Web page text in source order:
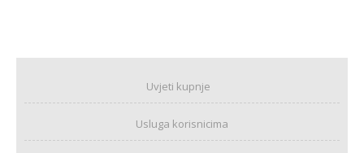
Uvjeti kupnje
Usluga korisnicima